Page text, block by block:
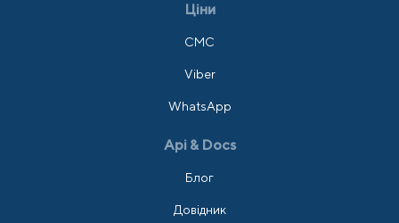
Ціни
СМС
Viber
WhatsApp
Api & Docs
Блог
Довідник